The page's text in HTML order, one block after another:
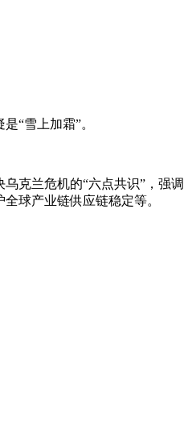
“雪上加霜”。
克兰危机的“六点共识”，强调
球产业链供应链稳定等。